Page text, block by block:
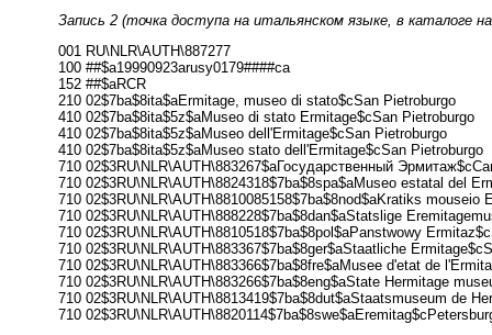
Запись 2 (точка доступа на итальянском языке, в каталоге
001 RU\NLR\AUTH\887277
100 ##$a19990923arusy0179####ca
152 ##$aRCR
210 02$7ba$8ita$aErmitage, museo di stato$cSan Pietroburgo
410 02$7ba$8ita$5z$aMuseo di stato Ermitage$cSan Pietroburgo
410 02$7ba$8ita$5z$aMuseo dell'Ermitage$cSan Pietroburgo
410 02$7ba$8ita$5z$aMuseo stato dell'Ermitage$cSan Pietroburgo
710 02$3RU\NLR\AUTH\883267$aГосударственный
710 02$3RU\NLR\AUTH\8824318$7ba$8spa$aMuseo estatal del
710 02$3RU\NLR\AUTH\8810085158$7ba$8nod$aKratiks mouseio
710 02$3RU\NLR\AUTH\888228$7ba$8dan$aStatslige
710 02$3RU\NLR\AUTH\8810518$7ba$8pol$aPanstwowy
710 02$3RU\NLR\AUTH\883367$7ba$8ger$aStaatliche
710 02$3RU\NLR\AUTH\883366$7ba$8fre$aMusee d'etat de
710 02$3RU\NLR\AUTH\883266$7ba$8eng$aState Hermitage
710 02$3RU\NLR\AUTH\8813419$7ba$8dut$aStaatsmuseum de
710